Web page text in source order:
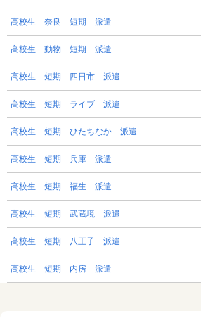
高校生 奈良 短期 派遣
高校生 動物 短期 派遣
高校生 短期 四日市 派遣
高校生 短期 ライブ 派遣
高校生 短期 ひたちなか 派遣
高校生 短期 兵庫 派遣
高校生 短期 福生 派遣
高校生 短期 武蔵境 派遣
高校生 短期 八王子 派遣
高校生 短期 内房 派遣